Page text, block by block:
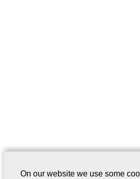
On our website we use some